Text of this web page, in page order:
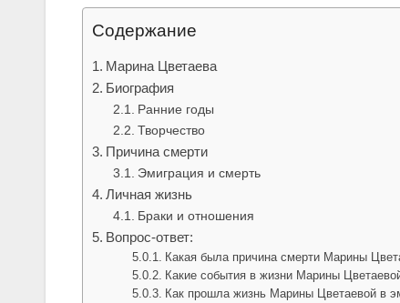
Содержание
Марина Цветаева
Биография
Ранние годы
Творчество
Причина смерти
Эмиграция и смерть
Личная жизнь
Браки и отношения
Вопрос-ответ:
Какая была причина смерти Марины
Какие события в жизни Марины
Как прошла жизнь Марины Цветаевой в